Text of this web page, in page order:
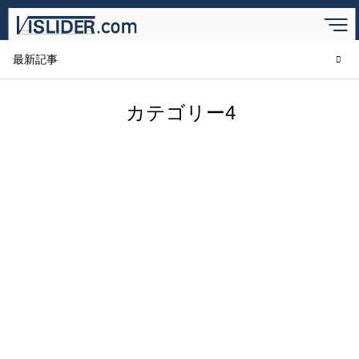
BLOG ブログ
最新記事
カテゴリー4